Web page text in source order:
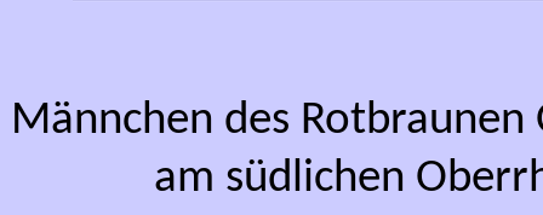
Männchen des
am südlichen